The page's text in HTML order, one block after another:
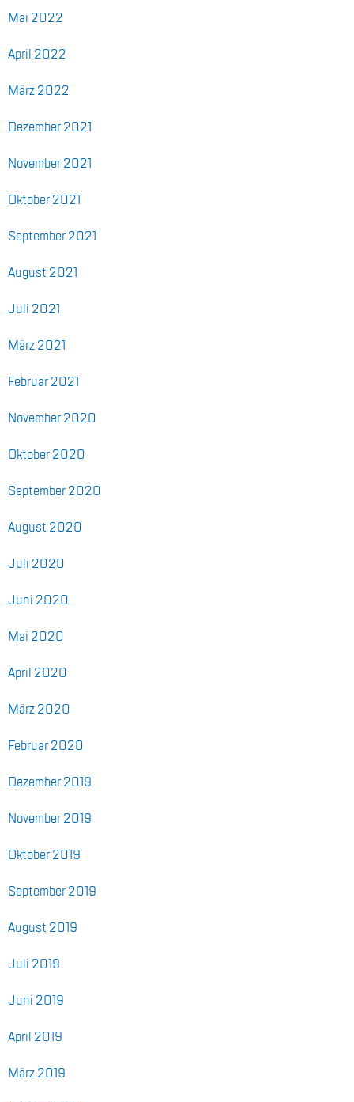
Mai 2022
April 2022
März 2022
De­zem­ber 2021
No­vem­ber 2021
Ok­to­ber 2021
Sep­tem­ber 2021
Au­gust 2021
Juli 2021
März 2021
Fe­bru­ar 2021
No­vem­ber 2020
Ok­to­ber 2020
Sep­tem­ber 2020
Au­gust 2020
Juli 2020
Juni 2020
Mai 2020
April 2020
März 2020
Fe­bru­ar 2020
De­zem­ber 2019
No­vem­ber 2019
Ok­to­ber 2019
Sep­tem­ber 2019
Au­gust 2019
Juli 2019
Juni 2019
April 2019
März 2019